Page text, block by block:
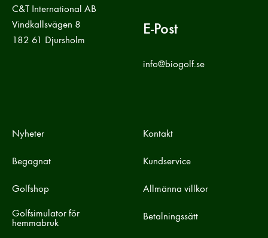
C&T International AB
Vindkallsvägen 8
182 61 Djursholm
E-Post
info@biogolf.se
Nyheter
Begagnat
Golfshop
Golfsimulator för
hemmabruk
Kontakt
Kundservice
Allmänna villkor
Betalningssätt